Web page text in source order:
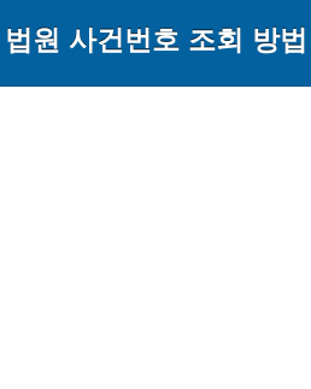
법원 사건번호 조회 방법